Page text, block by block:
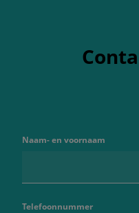
Naam- en voornaam
Telefoonnummer